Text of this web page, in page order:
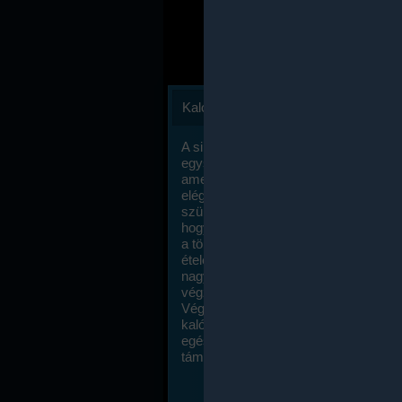
Kalóriaszámlálás
A sikeres fogyás titka valójában igen
egyszerű: égess több energiát, mint
amennyit beviszel. Természetesen
elég nagy fegyelemre és akaraterőre
szükség, de meglepődve fogod
hogy a kalóriaszámolás mennyire
a többi diétához képest. Itt nincsenek
ételek és a megengedett kalóriabevitelt
nagymértékben növelheted ha
végzel.
Végül, de nem utolsó sorban, a
kalóriaszámolás módszerét a legtöbb
egészségügyi szakorvos ajánlja és
támogatja.